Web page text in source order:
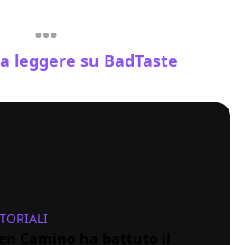
leggere su BadTaste
Camino ha battuto il